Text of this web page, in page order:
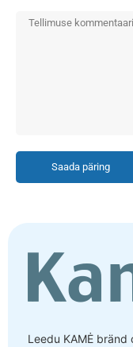
Saada päring
Leedu KAMĖ